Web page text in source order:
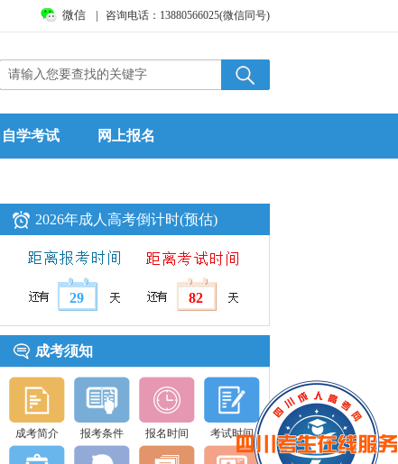
微信 | 咨询电话：13880566025(微信同号)
自学考试 网上报名
2026年成人高考倒计时(预估)
29 82
成考须知
成考简介 报考条件 报名时间 考试时间